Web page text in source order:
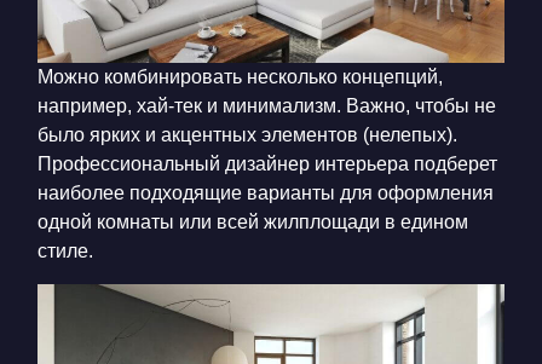
Можно комбинировать несколько концепций,
например, хай-тек и минимализм. Важно, чтобы не
было ярких и акцентных элементов (нелепых).
Профессиональный дизайнер интерьера подберет
наиболее подходящие варианты для оформления
одной комнаты или всей жилплощади в едином
стиле.